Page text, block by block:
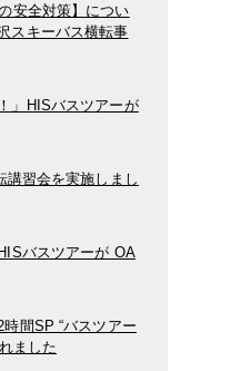
安全対策】につい
スキーバス横転事
」HISバスツアーが
講習会を実施しまし
バスツアーが OA
間SP “バスツアー
ました